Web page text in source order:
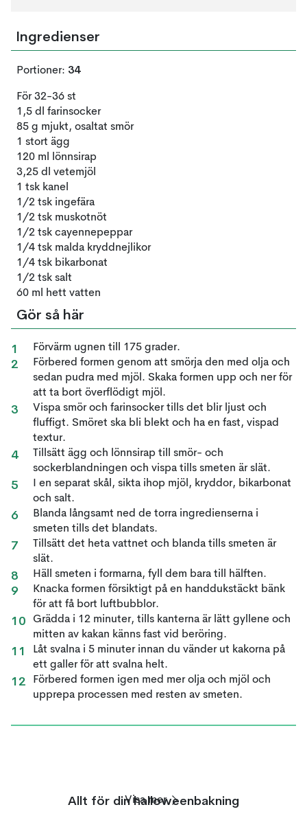
Ingredienser
Portioner: 34
För 32-36 st
1,5 dl farinsocker
85 g mjukt, osaltat smör
1 stort ägg
120 ml lönnsirap
3,25 dl vetemjöl
1 tsk kanel
1/2 tsk ingefära
1/2 tsk muskotnöt
1/2 tsk cayennepeppar
1/4 tsk malda kryddnejlikor
1/4 tsk bikarbonat
1/2 tsk salt
60 ml hett vatten
Gör så här
Förvärm ugnen till 175 grader.
Förbered formen genom att smörja den med olja och
sedan pudra med mjöl. Skaka formen upp och ner för
att ta bort överflödigt mjöl.
Vispa smör och farinsocker tills det blir ljust och
fluffigt. Smöret ska bli blekt och ha en fast, vispad
textur.
Tillsätt ägg och lönnsirap till smör- och
sockerblandningen och vispa tills smeten är slät.
I en separat skål, sikta ihop mjöl, kryddor, bikarbonat
och salt.
Blanda långsamt ned de torra ingredienserna i
smeten tills det blandats.
Tillsätt det heta vattnet och blanda tills smeten är
slät.
Häll smeten i formarna, fyll dem bara till hälften.
Knacka formen försiktigt på en handdukstäckt bänk
för att få bort luftbubblor.
Grädda i 12 minuter, tills kanterna är lätt gyllene och
mitten av kakan känns fast vid beröring.
Låt svalna i 5 minuter innan du vänder ut kakorna på
ett galler för att svalna helt.
Förbered formen igen med mer olja och mjöl och
upprepa processen med resten av smeten.
Allt för din halloweenbakning
Visa mer